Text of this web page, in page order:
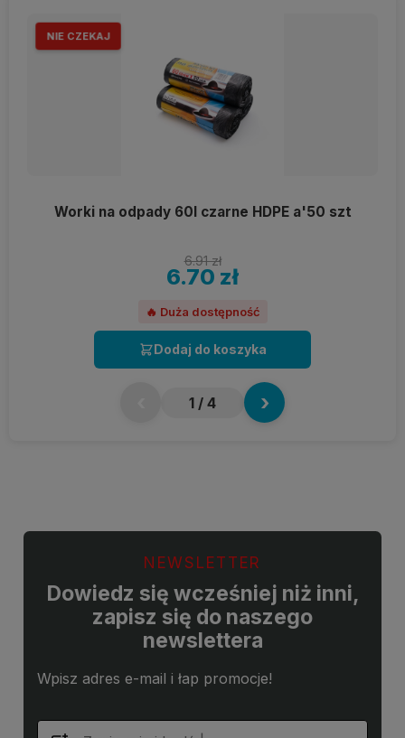
NIE CZEKAJ
Worki na odpady 60l czarne HDPE a'50 szt
6.91 zł
6.70 zł
🔥 Duża dostępność
Dodaj do koszyka
1 / 4 ›
NEWSLETTER
Dowiedz się wcześniej niż inni,
zapisz się do naszego
newslettera
Wpisz adres e-mail i łap promocje!